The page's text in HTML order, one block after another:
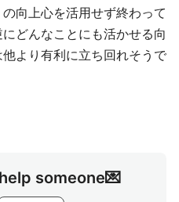
向上心を活用せず終わって
どんなことにも活かせる向
より有利に立ち回れそうで
someone💌